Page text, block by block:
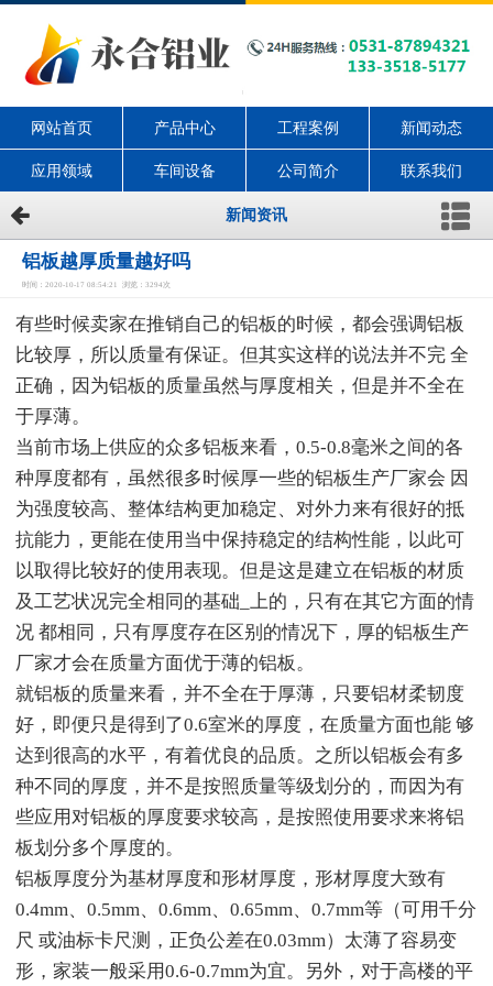
网站首页 产品中心 工程案例 新闻动态
应用领域 车间设备 公司简介 联系我们
新闻资讯
铝板越厚质量越好吗
时间：2020-10-17 08:54:21 浏览：3294次
有些时候卖家在推销自己的铝板的时候，都会强调铝板
比较厚，所以质量有保证。但其实这样的说法并不完 全
正确，因为铝板的质量虽然与厚度相关，但是并不全在
于厚薄。
当前市场上供应的众多铝板来看，0.5-0.8毫米之间的各
种厚度都有，虽然很多时候厚一些的铝板生产厂家会 因
为强度较高、整体结构更加稳定、对外力来有很好的抵
抗能力，更能在使用当中保持稳定的结构性能，以此可
以取得比较好的使用表现。但是这是建立在铝板的材质
及工艺状况完全相同的基础_上的，只有在其它方面的情
况 都相同，只有厚度存在区别的情况下，厚的铝板生产
厂家才会在质量方面优于薄的铝板。
就铝板的质量来看，并不全在于厚薄，只要铝材柔韧度
好，即便只是得到了0.6室米的厚度，在质量方面也能 够
达到很高的水平，有着优良的品质。之所以铝板会有多
种不同的厚度，并不是按照质量等级划分的，而因为有
些应用对铝板的厚度要求较高，是按照使用要求来将铝
板划分多个厚度的。
铝板厚度分为基材厚度和形材厚度，形材厚度大致有
0.4mm、0.5mm、0.6mm、0.65mm、0.7mm等（可用千分
尺 或油标卡尺测，正负公差在0.03mm）太薄了容易变
形，家装一般采用0.6-0.7mm为宜。另外，对于高楼的平